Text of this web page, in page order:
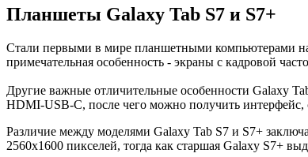
Планшеты Galaxy Tab S7 и S7+
Стали первыми в мире планшетными компьютерами
примечательная особенность - экраны с кадровой
Другие важные отличительные особенности Galaxy
HDMI-USB-C, после чего можно получить
Различие между моделями Galaxy Tab S7 и S7+
2560х1600 пикселей, тогда как старшая Galaxy S7+